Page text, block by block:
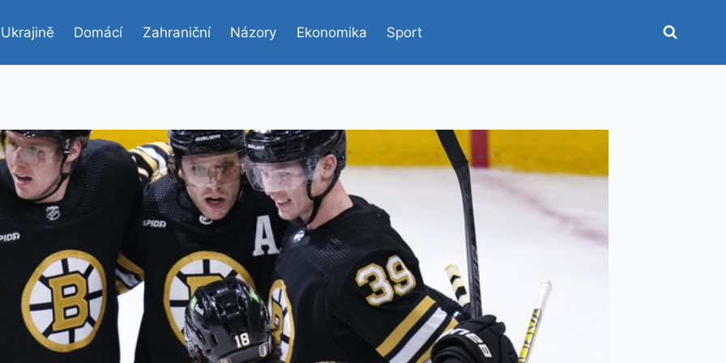
Domácí Zahraniční Názory Ekonomika Sport